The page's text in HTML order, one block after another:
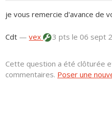
je vous remercie d'avance de
Cdt —vex 3 ptsle 06 sept
Cette question a été clôturée
commentaires. Poser une